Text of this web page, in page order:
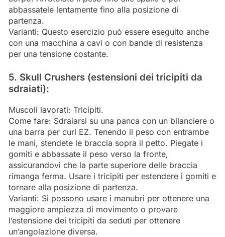
abbassatele lentamente fino alla posizione di
partenza.
Varianti: Questo esercizio può essere eseguito anche
con una macchina a cavi o con bande di resistenza
per una tensione costante.
5. Skull Crushers (estensioni dei tricipiti da
sdraiati):
Muscoli lavorati: Tricipiti.
Come fare: Sdraiarsi su una panca con un bilanciere o
una barra per curl EZ. Tenendo il peso con entrambe
le mani, stendete le braccia sopra il petto. Piegate i
gomiti e abbassate il peso verso la fronte,
assicurandovi che la parte superiore delle braccia
rimanga ferma. Usare i tricipiti per estendere i gomiti e
tornare alla posizione di partenza.
Varianti: Si possono usare i manubri per ottenere una
maggiore ampiezza di movimento o provare
l’estensione dei tricipiti da seduti per ottenere
un’angolazione diversa.